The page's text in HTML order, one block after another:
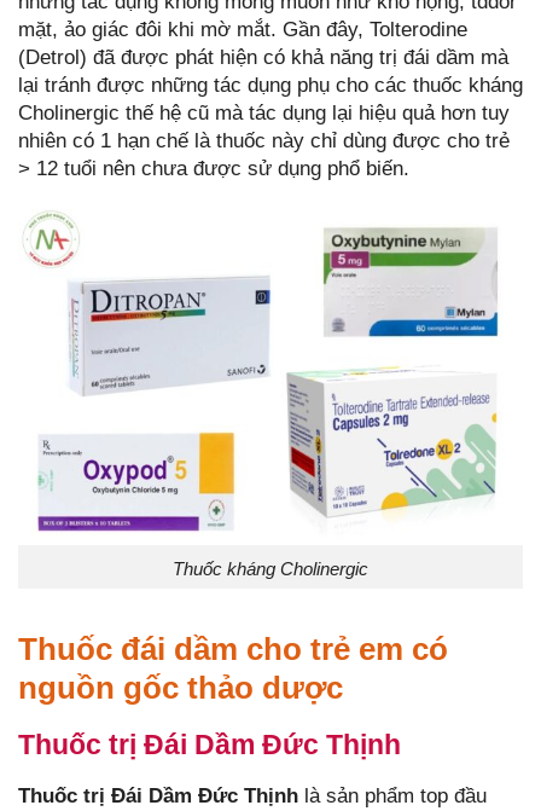
mặt, ảo giác đôi khi mờ mắt. Gần đây, Tolterodine
(Detrol) đã được phát hiện có khả năng trị đái dầm mà
lại tránh được những tác dụng phụ cho các thuốc kháng
Cholinergic thế hệ cũ mà tác dụng lại hiệu quả hơn tuy
nhiên có 1 hạn chế là thuốc này chỉ dùng được cho trẻ
> 12 tuổi nên chưa được sử dụng phổ biến.
Thuốc kháng Cholinergic
Thuốc đái dầm cho trẻ em có
nguồn gốc thảo dược
Thuốc trị Đái Dầm Đức Thịnh
Thuốc trị Đái Dầm Đức Thịnh là sản phẩm top đầu